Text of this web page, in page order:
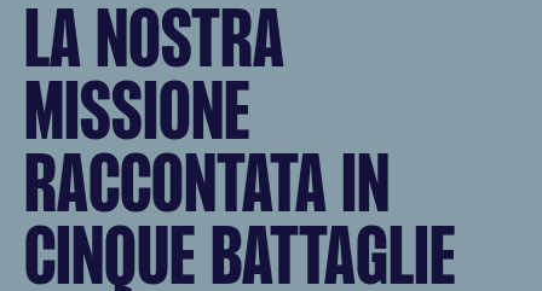
LA NOSTRA
MISSIONE
RACCONTATA IN
CINQUE BATTAGLIE